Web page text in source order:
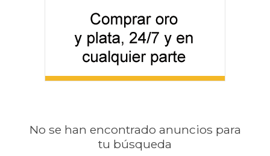
No se han encontrado anuncios para
tu búsqueda